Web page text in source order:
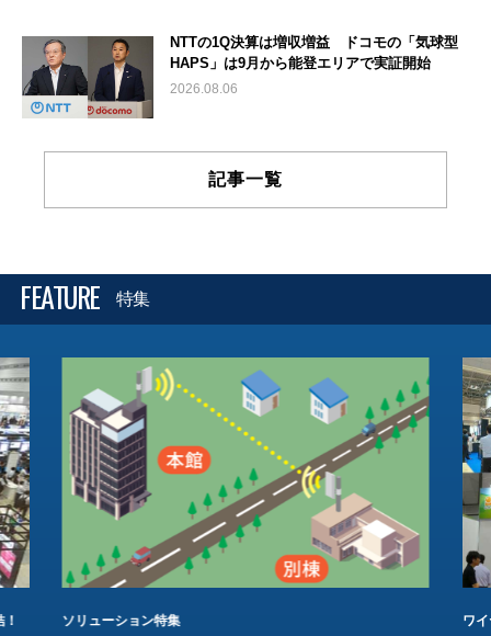
NTTの1Q決算は増収増益 ドコモの「気球型
HAPS」は9月から能登エリアで実証開始
2026.08.06
記事一覧
FEATURE 特集
ソリューション特集 ワ